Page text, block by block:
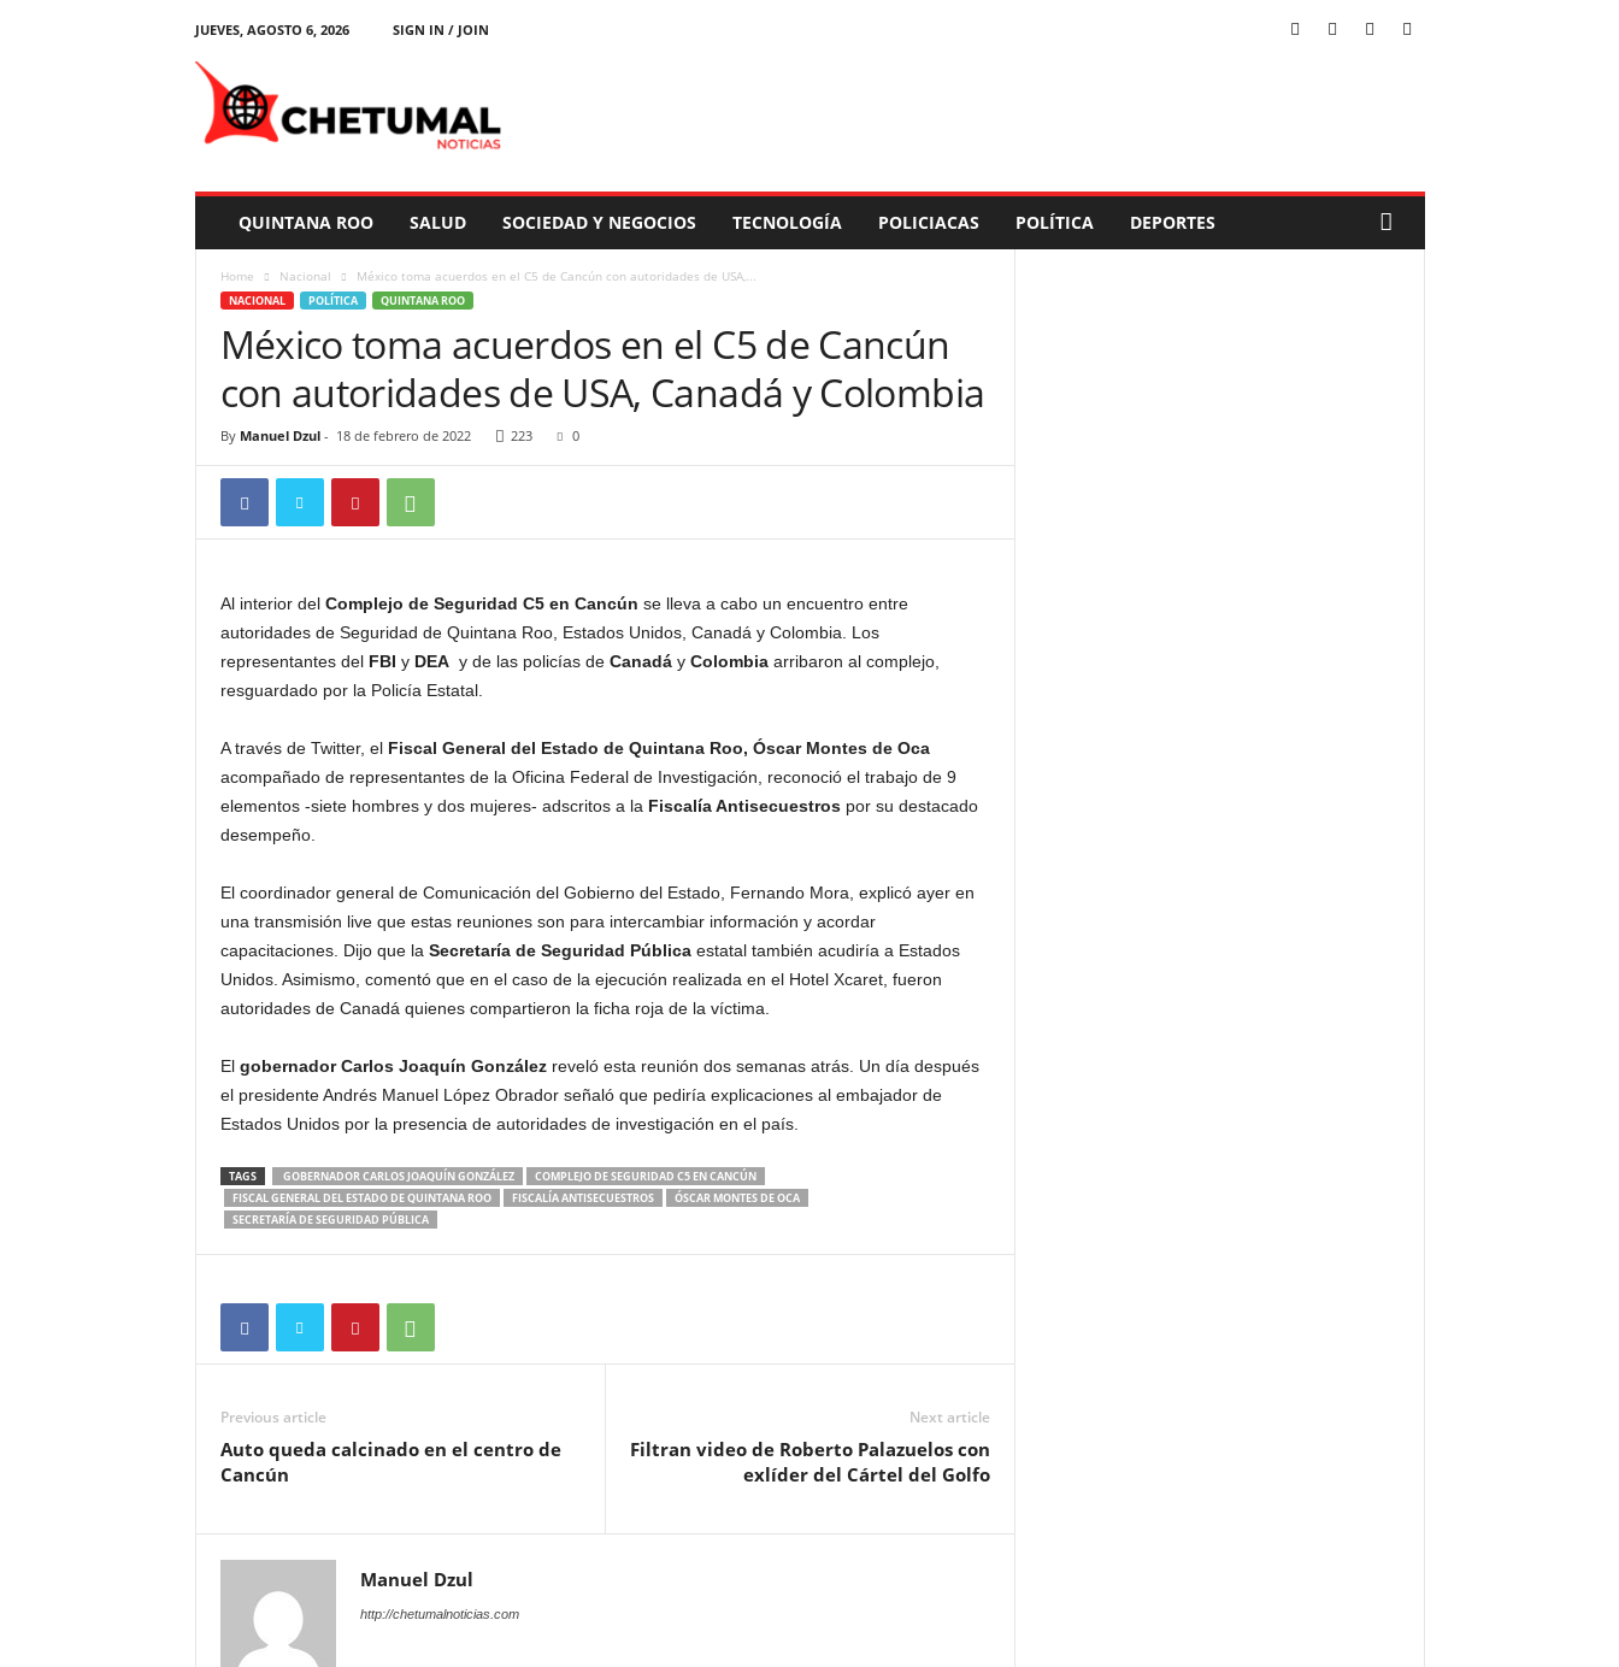
JUEVES, AGOSTO 6, 2026
SIGN IN / JOIN
QUINTANA ROO SALUD SOCIEDAD Y NEGOCIOS TECNOLOGÍA POLICIACAS POLÍTICA DEPORTES
Home Nacional México toma acuerdos en el C5 de Cancún con autoridades de USA,...
NACIONAL POLÍTICA QUINTANA ROO
México toma acuerdos en el C5 de Cancún
con autoridades de USA, Canadá y Colombia
By Manuel Dzul- 18 de febrero de 2022 223 0
Al interior del Complejo de Seguridad C5 en Cancún se lleva a cabo un encuentro entre
autoridades de Seguridad de Quintana Roo, Estados Unidos, Canadá y Colombia. Los
representantes del FBI y DEAy de las policías de Canadá y Colombiaarribaron al complejo,
resguardado por la Policía Estatal.
A través de Twitter, el Fiscal General del Estado de Quintana Roo, Óscar Montes de Oca
acompañado de representantes de la Oficina Federal de Investigación, reconoció el trabajo de 9
elementos -siete hombres y dos mujeres- adscritos a la Fiscalía Antisecuestrospor su destacado
desempeño.
El coordinador general de Comunicación del Gobierno del Estado, Fernando Mora, explicó ayer en
una transmisión live que estas reuniones son para intercambiar información y acordar
capacitaciones. Dijo que la Secretaría de Seguridad Públicaestatal también acudiría a Estados
Unidos. Asimismo, comentó que en el caso de la ejecución realizada en el Hotel Xcaret, fueron
autoridades de Canadá quienes compartieron la ficha roja de la víctima.
El gobernador Carlos Joaquín Gonzálezreveló esta reunión dos semanas atrás. Un día después
el presidente Andrés Manuel López Obrador señaló que pediría explicaciones al embajador de
Estados Unidos por la presencia de autoridades de investigación en el país.
TAGS GOBERNADOR CARLOS JOAQUÍN GONZÁLEZ
COMPLEJO DE SEGURIDAD C5 EN CANCÚN
FISCAL GENERAL DEL ESTADO DE QUINTANA ROO
FISCALÍA ANTISECUESTROS
ÓSCAR MONTES DE OCA
SECRETARÍA DE SEGURIDAD PÚBLICA
Previous article
Auto queda calcinado en el centro de
Cancún
Next article
Filtran video de Roberto Palazuelos con
exlíder del Cártel del Golfo
Manuel Dzul
http://chetumalnoticias.com